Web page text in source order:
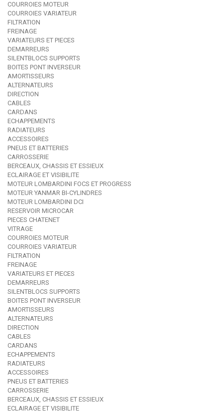
COURROIES MOTEUR
COURROIES VARIATEUR
FILTRATION
FREINAGE
VARIATEURS ET PIECES
DEMARREURS
SILENTBLOCS SUPPORTS
BOITES PONT INVERSEUR
AMORTISSEURS
ALTERNATEURS
DIRECTION
CABLES
CARDANS
ECHAPPEMENTS
RADIATEURS
ACCESSOIRES
PNEUS ET BATTERIES
CARROSSERIE
BERCEAUX, CHASSIS ET ESSIEUX
ECLAIRAGE ET VISIBILITE
MOTEUR LOMBARDINI FOCS ET PROGRESS
MOTEUR YANMAR BI-CYLINDRES
MOTEUR LOMBARDINI DCI
RESERVOIR MICROCAR
PIECES CHATENET
VITRAGE
COURROIES MOTEUR
COURROIES VARIATEUR
FILTRATION
FREINAGE
VARIATEURS ET PIECES
DEMARREURS
SILENTBLOCS SUPPORTS
BOITES PONT INVERSEUR
AMORTISSEURS
ALTERNATEURS
DIRECTION
CABLES
CARDANS
ECHAPPEMENTS
RADIATEURS
ACCESSOIRES
PNEUS ET BATTERIES
CARROSSERIE
BERCEAUX, CHASSIS ET ESSIEUX
ECLAIRAGE ET VISIBILITE